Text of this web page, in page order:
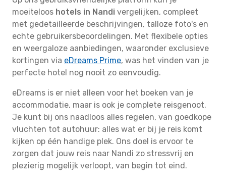
moeiteloos hotels in Nandi vergelijken, compleet
met gedetailleerde beschrijvingen, talloze foto's en
echte gebruikersbeoordelingen. Met flexibele opties
en weergaloze aanbiedingen, waaronder exclusieve
kortingen via eDreams Prime, was het vinden van je
perfecte hotel nog nooit zo eenvoudig.
eDreams is er niet alleen voor het boeken van je
accommodatie, maar is ook je complete reisgenoot.
Je kunt bij ons naadloos alles regelen, van goedkope
vluchten tot autohuur: alles wat er bij je reis komt
kijken op één handige plek. Ons doel is ervoor te
zorgen dat jouw reis naar Nandi zo stressvrij en
plezierig mogelijk verloopt, van begin tot eind.